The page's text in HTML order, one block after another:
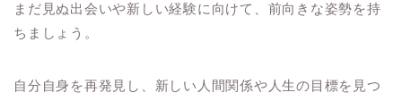
まだ見ぬ出会いや新しい経験に向けて、前向きな姿勢を持
ちましょう。
自分自身を再発見し、新しい人間関係や人生の目標を見つ